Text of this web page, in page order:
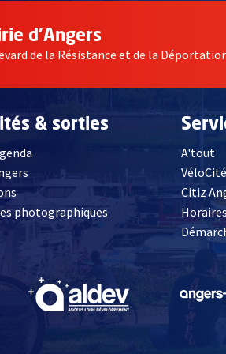
d'Angers
de la Résistance et de la Déportation
& sorties
photographiques
une nouvelle fenêtre
A'tout
VéloCité
Citiz
, Ouvre une